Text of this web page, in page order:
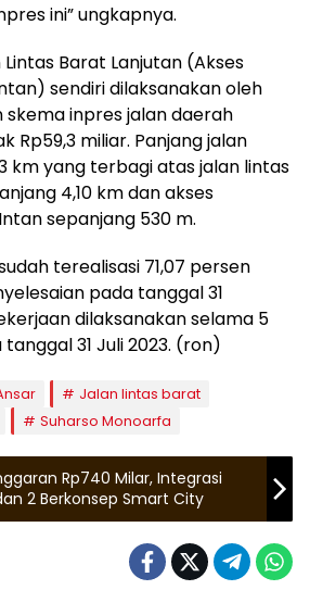
ini” ungkapnya.
Barat Lanjutan (Akses
sendiri dilaksanakan oleh
skema inpres jalan daerah
Rp59,3 miliar. Panjang jalan
km yang terbagi atas jalan lintas
4,10 km dan akses
sepanjang 530 m.
terealisasi 71,07 persen
pada tanggal 31
dilaksanakan selama 5
31 Juli 2023. (ron)
Jalan lintas barat
Suharso Monoarfa
Rp740 Milar, Integrasi
2 Berkonsep Smart City